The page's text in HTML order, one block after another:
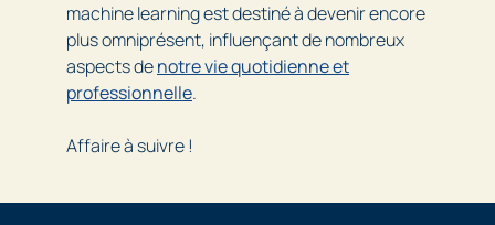
machine learning est destiné à devenir encore
plus omniprésent, influençant de nombreux
aspects denotre vie quotidienne et
professionnelle.
Affaire à suivre !